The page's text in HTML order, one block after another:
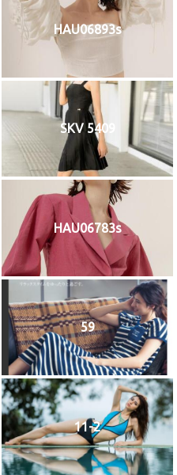
HAU06893s
SKV 5409
HAU06783s
59
11-2